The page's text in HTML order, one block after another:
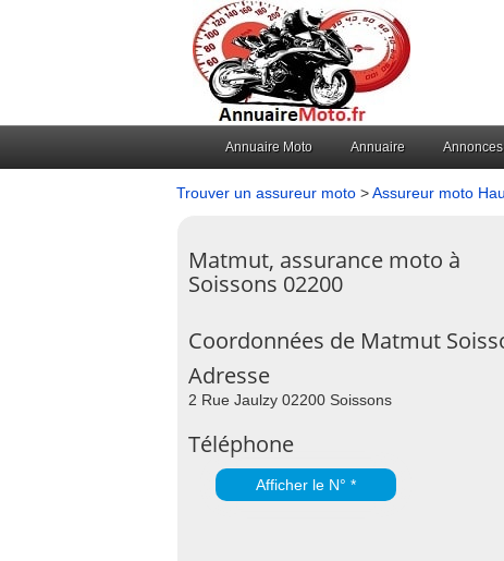
Annuaire Moto Annuaire Annonces
Trouver un assureur moto >Assureur moto
Matmut, assurance moto à
Soissons 02200
Coordonnées de Matmut
Adresse
2 Rue Jaulzy 02200 Soissons
Téléphone
Afficher le N° *